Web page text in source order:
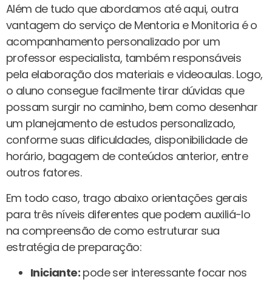
Além de tudo que abordamos até aqui, outra
vantagem do serviço de Mentoria e Monitoria é o
acompanhamento personalizado por um
professor especialista, também responsáveis
pela elaboração dos materiais e videoaulas. Logo,
o aluno consegue facilmente tirar dúvidas que
possam surgir no caminho, bem como desenhar
um planejamento de estudos personalizado,
conforme suas dificuldades, disponibilidade de
horário, bagagem de conteúdos anterior, entre
outros fatores.
Em todo caso, trago abaixo orientações gerais
para três níveis diferentes que podem auxiliá-lo
na compreensão de como estruturar sua
estratégia de preparação:
Iniciante: pode ser interessante focar nos